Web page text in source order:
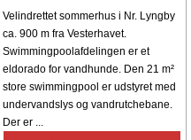
Velindrettet sommerhus i Nr. Lyngby
ca. 900 m fra Vesterhavet.
Swimmingpoolafdelingen er et
eldorado for vandhunde. Den 21 m²
store swimmingpool er udstyret med
undervandslys og vandrutchebane.
Der er ...